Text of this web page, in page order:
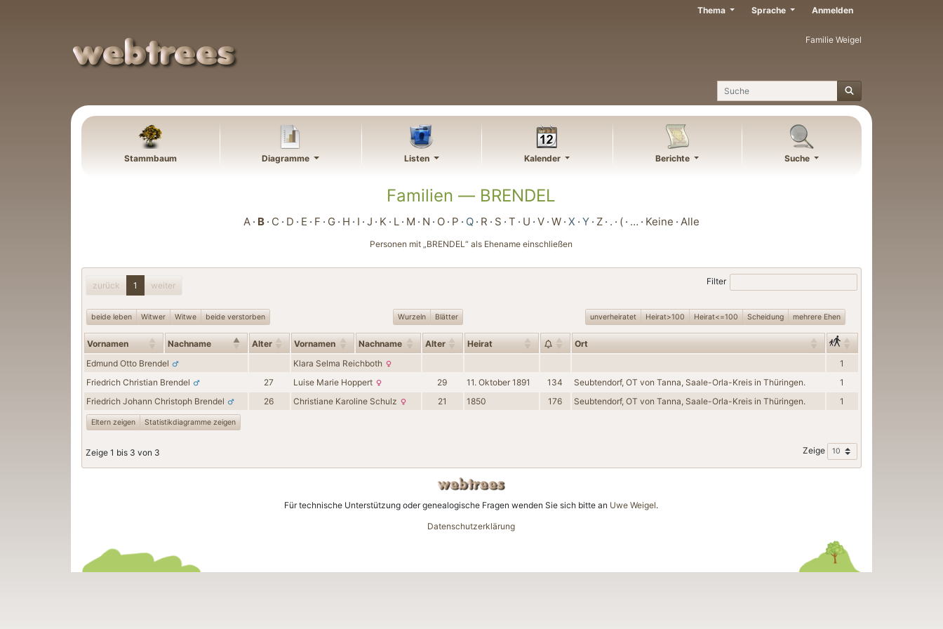
Familie Weigel
Suche
Thema Sprache Anmelden
Stammbaum Diagramme Listen Kalender Berichte Suche
Familien — BRENDEL
A B C D E F G H I J K L M N O P Q R S T U V W X Y Z . ( … Keine Alle
Personen mit „BRENDEL“ als Ehename einschließen
zurück 1 weiter Filter
beide leben Witwer Witwe beide verstorben Wurzeln Blätter unverheiratet Heirat>100 Heirat<=100 Scheidung mehrere Ehen
Vornamen Nachname Alter Vornamen Nachname Alter Heirat
Ort
Edmund Otto Brendel Klara Selma Reichboth
1
Friedrich Christian Brendel 27 Luise Marie Hoppert 29 11. Oktober 1891 134 Seubtendorf, OT von Tanna, Saale-Orla-Kreis in Thüringen.
1
Friedrich Johann Christoph Brendel 26 Christiane Karoline Schulz 21 1850 176 Seubtendorf, OT von Tanna, Saale-Orla-Kreis in Thüringen. 1
Eltern zeigen Statistikdiagramme zeigen
Zeige 1 bis 3 von 3 Zeige
Für technische Unterstützung oder genealogische Fragen wenden Sie sich bitte an Uwe Weigel.
Datenschutzerklärung